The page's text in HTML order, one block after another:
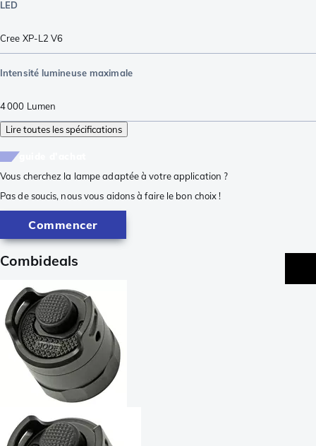
LED
Cree XP-L2 V6
Intensité lumineuse maximale
4 000 Lumen
Lire toutes les spécifications
Vous cherchez la lampe adaptée à votre application ?
Pas de soucis, nous vous aidons à faire le bon choix !
Commencer
Combideals